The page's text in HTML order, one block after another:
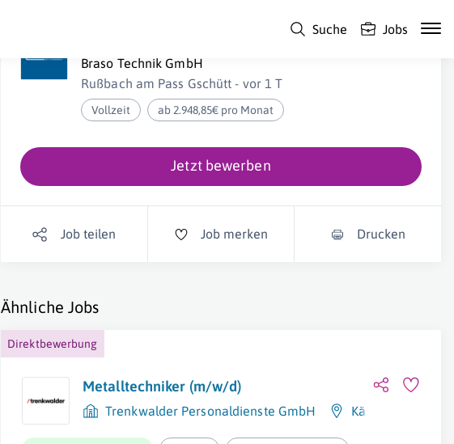
Suche Jobs
METALLTECHNIKER / SCHWEISSER (m/w/d)
Braso Technik GmbH
Rußbach am Pass Gschütt - vor 1 T
Vollzeit ab 2.948,85€ pro Monat
Jetzt bewerben
Job teilen Job merken Drucken
Ähnliche Jobs
Direktbewerbung
Metalltechniker (m/w/d)
Trenkwalder Personaldienste GmbH Kärnten